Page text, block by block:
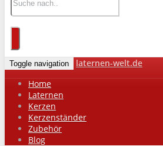
Toggle navigation
laternen-welt.de
Home
Laternen
Kerzen
Kerzenständer
Zubehör
Blog